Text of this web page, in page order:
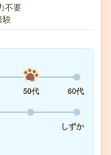
不要
験
50代
60代
しずか